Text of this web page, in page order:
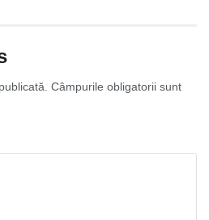
Câmpurile obligatorii sunt